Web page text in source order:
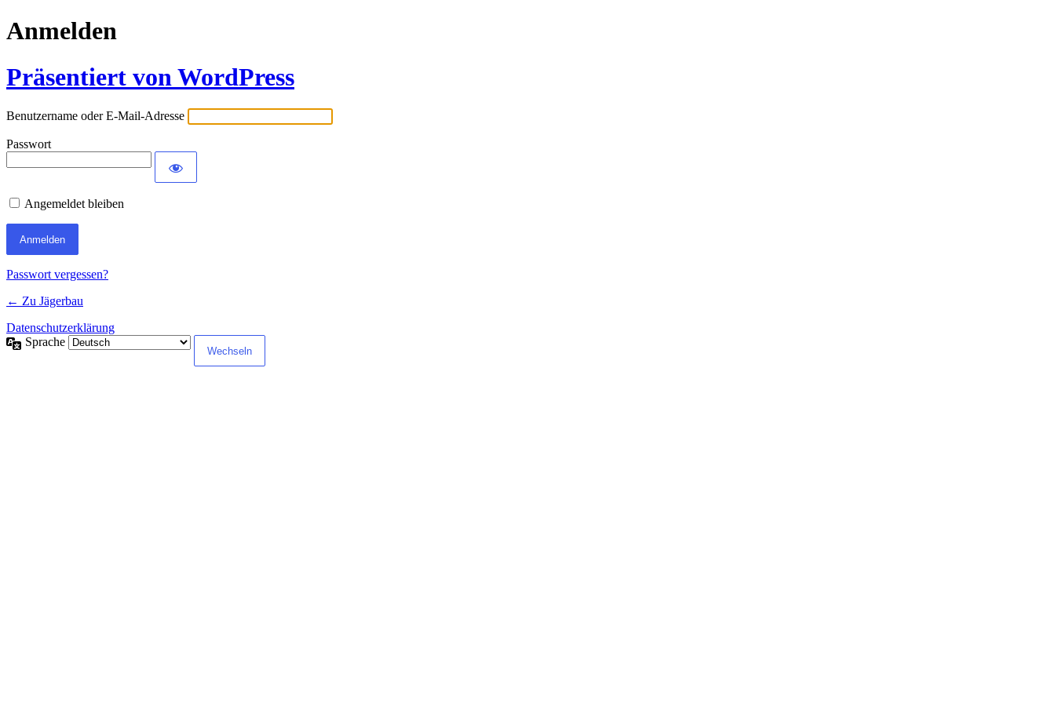
Anmelden
Präsentiert von WordPress
Benutzername oder E-Mail-Adresse
Passwort
Angemeldet bleiben
Passwort vergessen?
← Zu Jägerbau
Datenschutzerklärung
Sprache